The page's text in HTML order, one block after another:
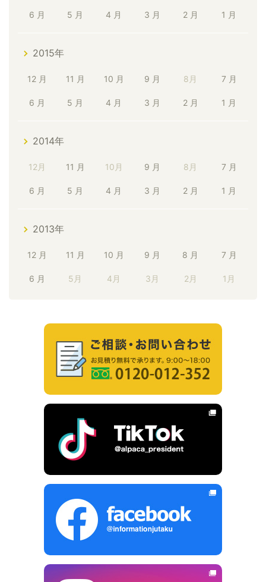
6 月 5 月 4 月 3 月 2 月 1 月
2015年
12 月 11 月 10 月 9 月 8月 7 月
6 月 5 月 4 月 3 月 2 月 1 月
2014年
12月 11 月 10月 9 月 8月 7 月
6 月 5 月 4 月 3 月 2 月 1 月
2013年
12 月 11 月 10 月 9 月 8 月 7 月
6 月 5月 4月 3月 2月 1月